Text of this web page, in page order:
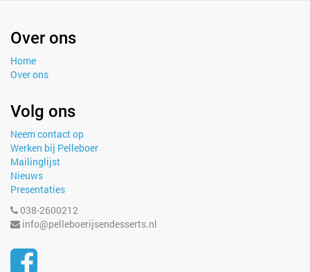
Over ons
Home
Over ons
Volg ons
Neem contact op
Werken bij Pelleboer
Mailinglijst
Nieuws
Presentaties
038-2600212
info@pelleboerijsendesserts.nl